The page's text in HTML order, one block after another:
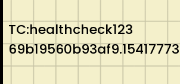
TC:healthcheck123
69b19560b93af9.15417773